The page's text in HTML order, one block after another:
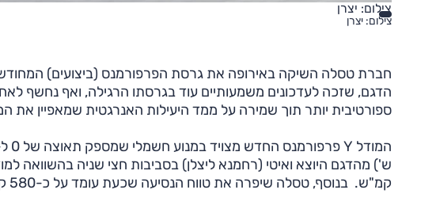
צילום: יצרן
צילום: יצרן
הדגם, שזכה לעדכונים משמעותיים עוד בגרסתו הרגילה, ואף נחשף
ספורטיבית יותר תוך שמירה על ממד היעילות האנרגטית שמאפיין את
קמ"ש. בנוסף, טסלה שיפרה את טווח הנסיעה שכעת עומד על כ-580 ק"מ בטעינה אחת, לפי תקן WLTP האירופי.